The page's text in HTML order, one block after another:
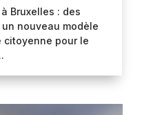
Bruxelles : des
nouveau modèle
citoyenne pour le